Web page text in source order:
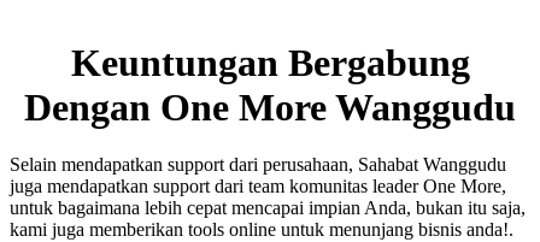
Keuntungan Bergabung
Dengan One More Wanggudu
Selain mendapatkan support dari perusahaan, Sahabat Wanggudu
juga mendapatkan support dari team komunitas leader One More,
untuk bagaimana lebih cepat mencapai impian Anda, bukan itu saja,
kami juga memberikan tools online untuk menunjang bisnis anda!.